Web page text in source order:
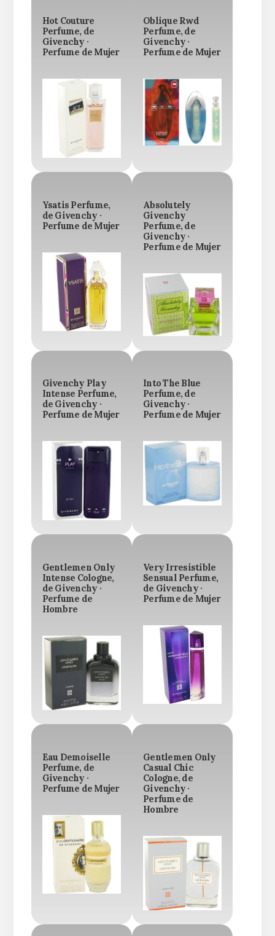
Hot Couture
Perfume, de
Givenchy ·
Perfume de Mujer
Oblique Rwd
Perfume, de
Givenchy ·
Perfume de Mujer
Ysatis Perfume,
de Givenchy ·
Perfume de Mujer
Absolutely
Givenchy
Perfume, de
Givenchy ·
Perfume de Mujer
Givenchy Play
Intense Perfume,
de Givenchy ·
Perfume de Mujer
Into The Blue
Perfume, de
Givenchy ·
Perfume de Mujer
Gentlemen Only
Intense Cologne,
de Givenchy ·
Perfume de
Hombre
Very Irresistible
Sensual Perfume,
de Givenchy ·
Perfume de Mujer
Eau Demoiselle
Perfume, de
Givenchy ·
Perfume de Mujer
Gentlemen Only
Casual Chic
Cologne, de
Givenchy ·
Perfume de
Hombre